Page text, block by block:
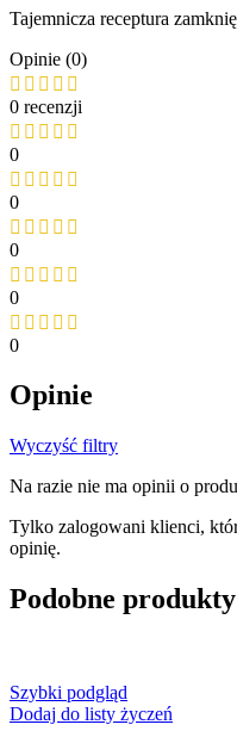
Tajemnicza receptura
Opinie (0)
0 recenzji
0
0
0
0
0
Opinie
Wyczyść filtry
Na razie nie ma opinii o
Tylko zalogowani klienci,
opinię.
Podobne produkty
Szybki podgląd
Dodaj do listy życzeń